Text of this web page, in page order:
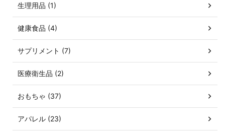
生理用品 (1)
健康食品 (4)
サプリメント (7)
医療衛生品 (2)
おもちゃ (37)
アパレル (23)